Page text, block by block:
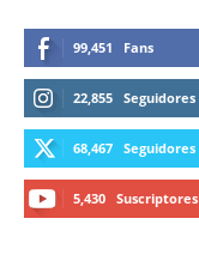
99,451 Fans
22,855 Seguidores
68,467 Seguidores
5,430 Suscriptores